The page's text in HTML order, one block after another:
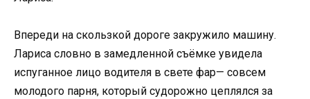
Впереди на скользкой дороге закружило машину.
Лариса словно в замедленной съёмке увидела
испуганное лицо водителя в свете фар— совсем
молодого парня, который судорожно цеплялся за